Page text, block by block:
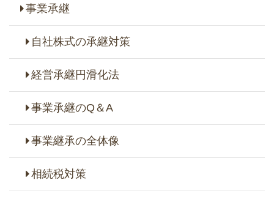
事業承継
自社株式の承継対策
経営承継円滑化法
事業承継のQ＆A
事業継承の全体像
相続税対策